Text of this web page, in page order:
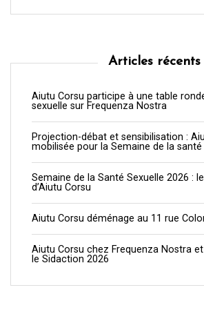
Articles récents
Aiutu Corsu participe à une table
sexuelle sur Frequenza Nostra
Projection-débat et sensibilisation :
mobilisée pour la Semaine de la santé
Semaine de la Santé Sexuelle 2026 :
d’Aiutu Corsu
Aiutu Corsu déménage au 11 rue
Aiutu Corsu chez Frequenza Nostra et
le Sidaction 2026